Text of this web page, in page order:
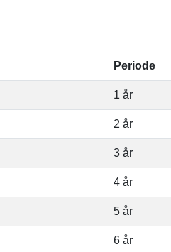
Periode
1 år
2 år
3 år
4 år
5 år
6 år